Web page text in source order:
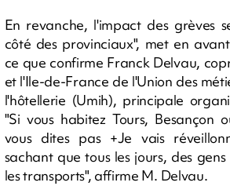
En revanche, l'impact des grèves
côté des provinciaux", met en
ce que confirme Franck Delvau,
et l'Ile-de-France de l'Union des
l'hôtellerie (Umih), principale
"Si vous habitez Tours, Besançon
vous dites pas +Je vais
sachant que tous les jours, des
les transports", affirme M. Delvau.